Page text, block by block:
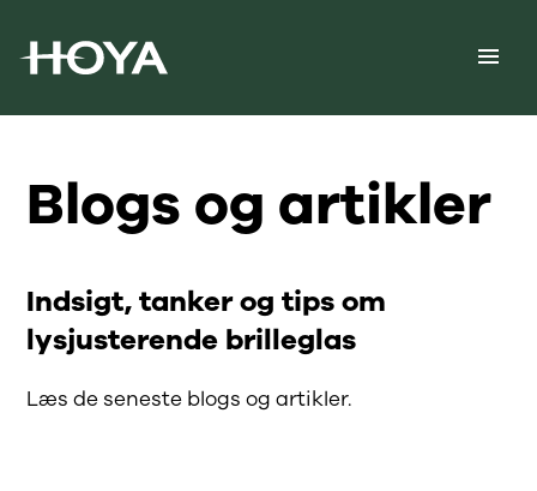
Blogs og artikler
Indsigt, tanker og tips om
lysjusterende brilleglas
Læs de seneste blogs og artikler.